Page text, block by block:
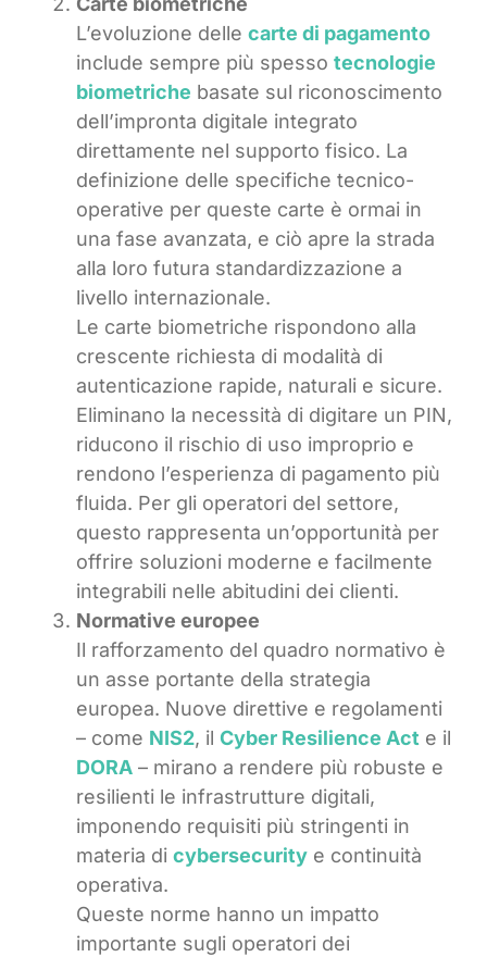
L’evoluzione delle carte di pagamento
include sempre più spesso tecnologie
biometriche basate sul riconoscimento
dell’impronta digitale integrato
direttamente nel supporto fisico. La
definizione delle specifiche tecnico-
operative per queste carte è ormai in
una fase avanzata, e ciò apre la strada
alla loro futura standardizzazione a
livello internazionale.
Le carte biometriche rispondono alla
crescente richiesta di modalità di
autenticazione rapide, naturali e sicure.
Eliminano la necessità di digitare un PIN,
riducono il rischio di uso improprio e
rendono l’esperienza di pagamento più
fluida. Per gli operatori del settore,
questo rappresenta un’opportunità per
offrire soluzioni moderne e facilmente
integrabili nelle abitudini dei clienti.
Normative europee
Il rafforzamento del quadro normativo è
un asse portante della strategia
europea. Nuove direttive e regolamenti
– come NIS2, il Cyber Resilience Act e il
DORA – mirano a rendere più robuste e
resilienti le infrastrutture digitali,
imponendo requisiti più stringenti in
materia di cybersecurity e continuità
operativa.
Queste norme hanno un impatto
importante sugli operatori dei